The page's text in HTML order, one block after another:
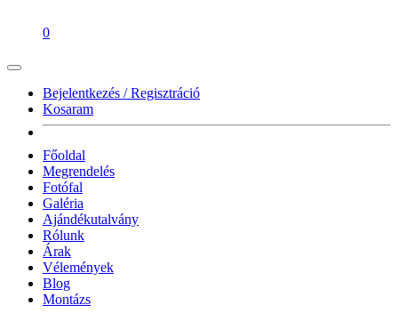
0
Bejelentkezés / Regisztráció
Kosaram
Főoldal
Megrendelés
Fotófal
Galéria
Ajándékutalvány
Rólunk
Árak
Vélemények
Blog
Montázs